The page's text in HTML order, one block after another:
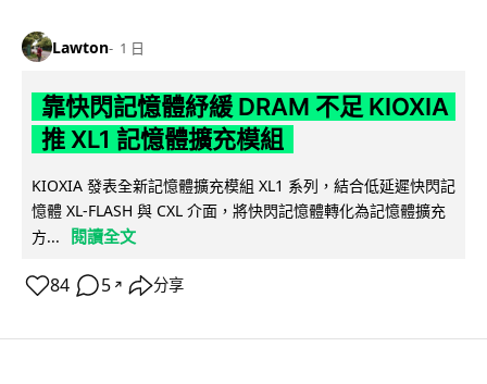
Lawton 1 日
靠快閃記憶體紓緩 DRAM 不足 KIOXIA
推 XL1 記憶體擴充模組
KIOXIA 發表全新記憶體擴充模組 XL1 系列，結合低延遲快閃記
憶體 XL-FLASH 與 CXL 介面，將快閃記憶體轉化為記憶體擴充
方...
閱讀全文
84 5 ↗ 分享